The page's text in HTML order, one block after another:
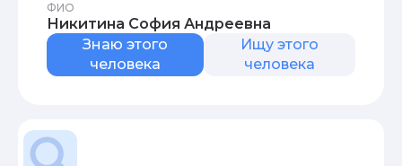
ФИО
Никитина София Андреевна
Знаю этого
человека
Ищу этого
человека